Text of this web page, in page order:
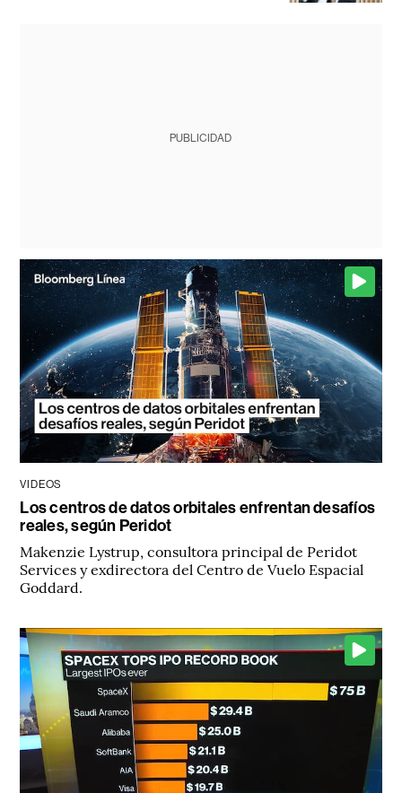
PUBLICIDAD
VIDEOS
Los centros de datos orbitales enfrentan desafíos
reales, según Peridot
Makenzie Lystrup, consultora principal de Peridot
Services y exdirectora del Centro de Vuelo Espacial
Goddard.